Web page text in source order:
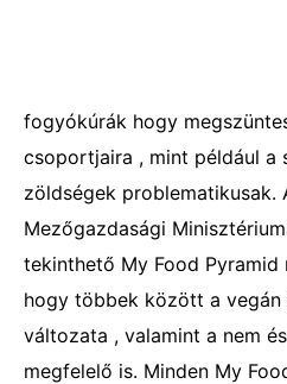
fogyókúrák hogy
csoportjaira , mint például a
zöldségek problematikusak.
Mezőgazdasági
tekinthető My Food Pyramid
hogy többek között a vegán
változata , valamint a nem
megfelelő is. Minden My